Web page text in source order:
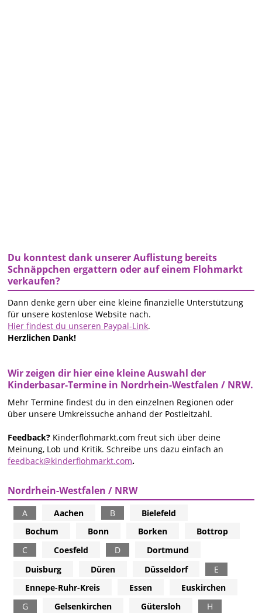
Du konntest dank unserer Auflistung bereits
Schnäppchen ergattern oder auf einem Flohmarkt
verkaufen?
Dann denke gern über eine kleine finanzielle Unterstützung
für unsere kostenlose Website nach.
Hier findest du unseren Paypal-Link.
Herzlichen Dank!
Wir zeigen dir hier eine kleine Auswahl der
Kinderbasar-Termine in Nordrhein-Westfalen / NRW.
Mehr Termine findest du in den einzelnen Regionen oder
über unsere Umkreissuche anhand der Postleitzahl.
Feedback? Kinderflohmarkt.com freut sich über deine
Meinung, Lob und Kritik. Schreibe uns dazu einfach an
feedback@kinderflohmarkt.com.
Nordrhein-Westfalen / NRW
A Aachen B
Bielefeld
Bochum
Bonn Borken
Bottrop
C
Coesfeld D
Dortmund
Duisburg
Düren Düsseldorf
E
Ennepe-Ruhr-Kreis
Essen
Euskirchen
G
Gelsenkirchen Gütersloh
H